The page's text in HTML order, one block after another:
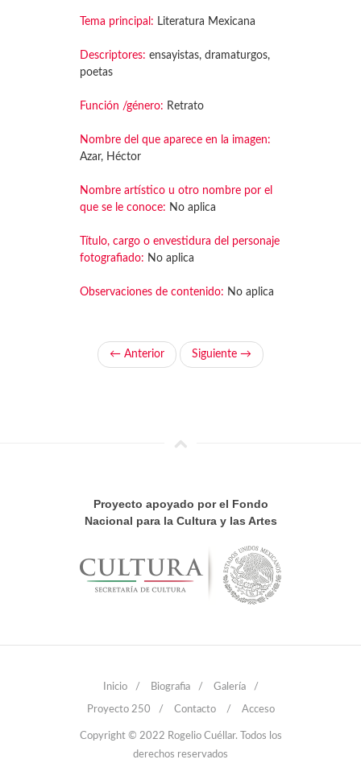
Tema principal: Literatura Mexicana
Descriptores: ensayistas, dramaturgos,
poetas
Función /género: Retrato
Nombre del que aparece en la imagen:
Azar, Héctor
Nombre artístico u otro nombre por el
que se le conoce: No aplica
Título, cargo o envestidura del personaje
fotografiado: No aplica
Observaciones de contenido: No aplica
← Anterior Siguiente →
Proyecto apoyado por el Fondo
Nacional para la Cultura y las Artes
Inicio / Biografia / Galería /
Proyecto 250 / Contacto / Acceso
Copyright © 2022 Rogelio Cuéllar. Todos los
derechos reservados